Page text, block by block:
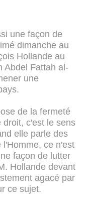
une façon de
dimanche au
Hollande au
Abdel Fattah al-
une
de la fermeté
droit, c'est le sens
elle parle des
l'Homme, ce n'est
façon de lutter
Hollande devant
agacé par
ce sujet.